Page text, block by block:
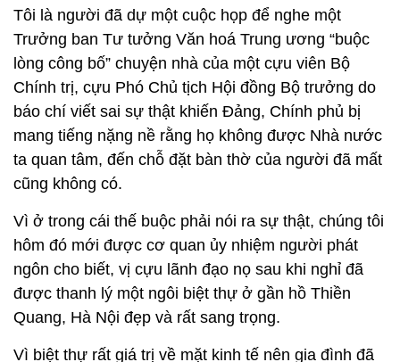
Tôi là người đã dự một cuộc họp để nghe một
Trưởng ban Tư tưởng Văn hoá Trung ương “buộc
lòng công bố” chuyện nhà của một cựu viên Bộ
Chính trị, cựu Phó Chủ tịch Hội đồng Bộ trưởng do
báo chí viết sai sự thật khiến Đảng, Chính phủ bị
mang tiếng nặng nề rằng họ không được Nhà nước
ta quan tâm, đến chỗ đặt bàn thờ của người đã mất
cũng không có.
Vì ở trong cái thế buộc phải nói ra sự thật, chúng tôi
hôm đó mới được cơ quan ủy nhiệm người phát
ngôn cho biết, vị cựu lãnh đạo nọ sau khi nghỉ đã
được thanh lý một ngôi biệt thự ở gần hồ Thiền
Quang, Hà Nội đẹp và rất sang trọng.
Vì biệt thự rất giá trị về mặt kinh tế nên gia đình đã